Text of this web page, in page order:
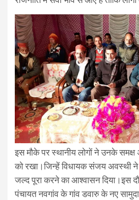
इस मौके पर स्थानीय लोगों ने उनके
को रखा।जिन्हें विधायक संजय अवस्थी ने
जल्द पूरा करने का आश्वासन दिया।इस
पंचायत नवगांव के गांव डवारु के नए